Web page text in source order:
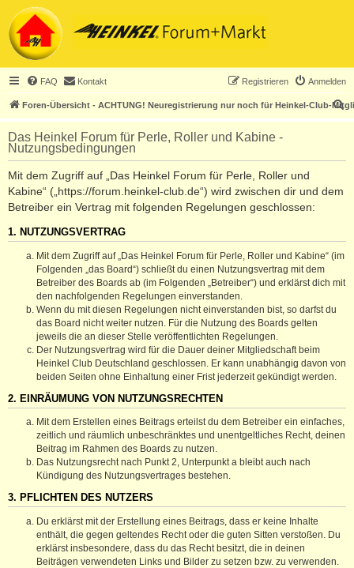
FAQ Kontakt Anmelden
Registrieren
Foren-Übersicht - ACHTUNG! Neuregistrierung nur noch für Heinkel-Club-
S
u
h
Das Heinkel Forum für Perle, Roller und Kabine -
Nutzungsbedingungen
Mit dem Zugriff auf „Das Heinkel Forum für Perle, Roller und
Kabine“ („https://forum.heinkel-club.de“) wird zwischen dir und dem
Betreiber ein Vertrag mit folgenden Regelungen geschlossen:
1. NUTZUNGSVERTRAG
Mit dem Zugriff auf „Das Heinkel Forum für Perle, Roller und Kabine“ (im
Folgenden „das Board“) schließt du einen Nutzungsvertrag mit dem
Betreiber des Boards ab (im Folgenden „Betreiber“) und erklärst dich mit
den nachfolgenden Regelungen einverstanden.
Wenn du mit diesen Regelungen nicht einverstanden bist, so darfst du
das Board nicht weiter nutzen. Für die Nutzung des Boards gelten
jeweils die an dieser Stelle veröffentlichten Regelungen.
Der Nutzungsvertrag wird für die Dauer deiner Mitgliedschaft beim
Heinkel Club Deutschland geschlossen. Er kann unabhängig davon von
beiden Seiten ohne Einhaltung einer Frist jederzeit gekündigt werden.
2. EINRÄUMUNG VON NUTZUNGSRECHTEN
Mit dem Erstellen eines Beitrags erteilst du dem Betreiber ein einfaches,
zeitlich und räumlich unbeschränktes und unentgeltliches Recht, deinen
Beitrag im Rahmen des Boards zu nutzen.
Das Nutzungsrecht nach Punkt 2, Unterpunkt a bleibt auch nach
Kündigung des Nutzungsvertrages bestehen.
3. PFLICHTEN DES NUTZERS
Du erklärst mit der Erstellung eines Beitrags, dass er keine Inhalte
enthält, die gegen geltendes Recht oder die guten Sitten verstoßen. Du
erklärst insbesondere, dass du das Recht besitzt, die in deinen
Beiträgen verwendeten Links und Bilder zu setzen bzw. zu verwenden.